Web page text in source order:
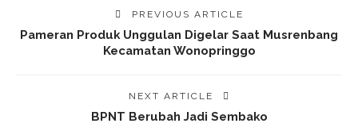
PREVIOUS ARTICLE
Pameran Produk Unggulan Digelar Saat Musrenbang
Kecamatan Wonopringgo
NEXT ARTICLE
BPNT Berubah Jadi Sembako